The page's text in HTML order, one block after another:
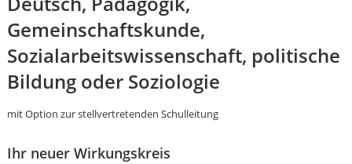
Gemeinschaftskunde,
Sozialarbeitswissenschaft, politische
Bildung oder Soziologie
mit Option zur stellvertretenden Schulleitung
Ihr neuer Wirkungskreis